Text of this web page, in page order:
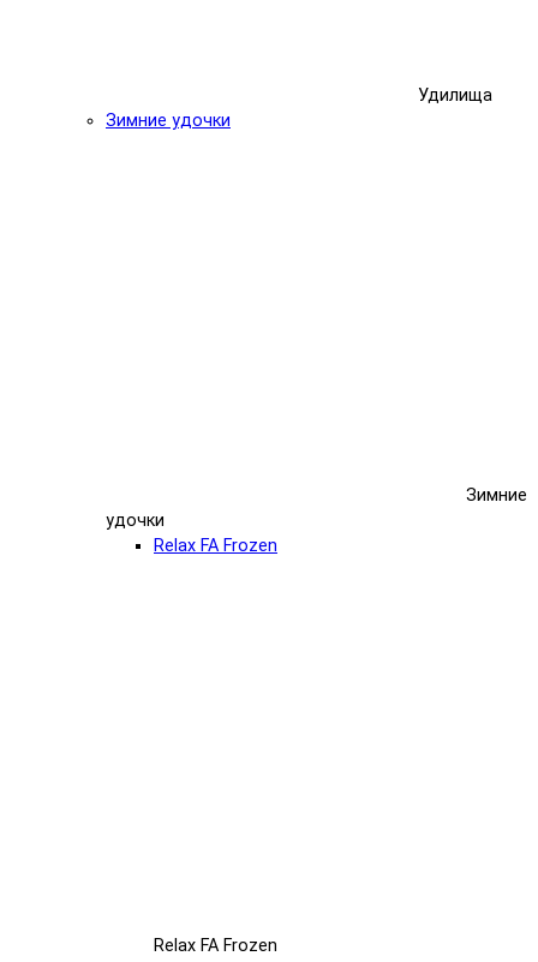
Удилища
Зимние удочки
Зимние
удочки
Relax FA Frozen
Relax FA Frozen